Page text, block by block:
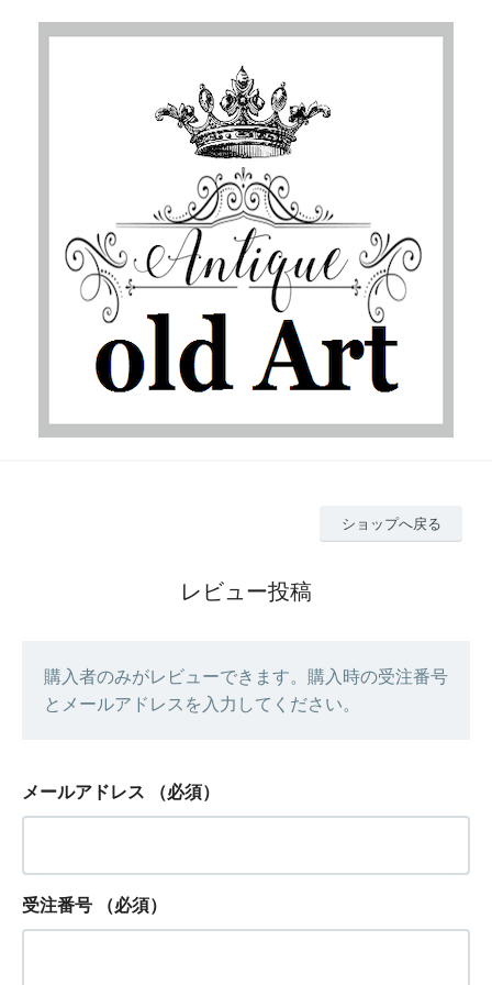
ショップへ戻る
レビュー投稿
購入者のみがレビューできます。購入時の受注番号
とメールアドレスを入力してください。
メールアドレス （必須）
受注番号 （必須）